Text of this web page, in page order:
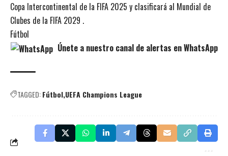
Copa Intercontinental de la FIFA 2025 y clasificará al Mundial de
Clubes de la FIFA 2029 .
Fútbol
Únete a nuestro canal de alertas en WhatsApp
TAGGED:Fútbol UEFA Champions League